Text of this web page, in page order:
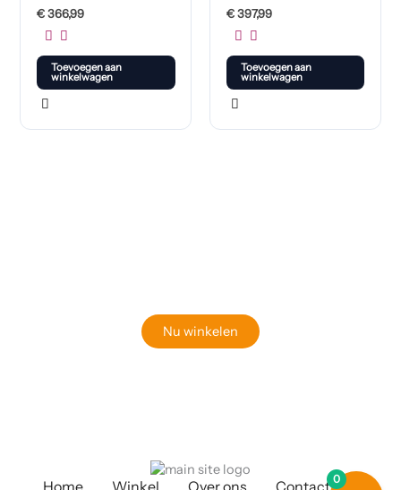
€366,99
Toevoegen aan
winkelwagen
€397,99
Toevoegen aan
winkelwagen
Nu winkelen
0